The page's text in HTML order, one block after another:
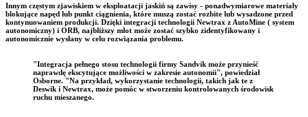
Innym częstym zjawiskiem w eksploatacji jaskiń są zawisy - ponadwymiarowe materiały
blokujące napęd lub punkt ciągnienia, które muszą zostać rozbite lub wysadzone przed
kontynuowaniem produkcji. Dzięki integracji technologii Newtrax z AutoMine ( system
autonomiczny) i ORB, najbliższy młot może zostać szybko zidentyfikowany i
autonomicznie wysłany w celu rozwiązania problemu.
"Integracja pełnego stosu technologii firmy Sandvik może przynieść
naprawdę ekscytujące możliwości w zakresie autonomii", powiedział
Osborne. "Na przykład, wykorzystanie technologii, takich jak te z
Deswik i Newtrax, może pomóc w stworzeniu kontrolowanych środowisk
ruchu mieszanego.